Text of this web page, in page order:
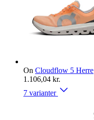
On Cloudflow 5 Herre
1.106,04 kr.
7 varianter